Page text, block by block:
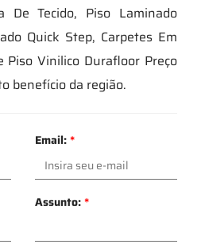
De Tecido, Piso Laminado
Quick Step, Carpetes Em
Piso Vinilico Durafloor Preço
benefício da região.
Email:*
Assunto:*